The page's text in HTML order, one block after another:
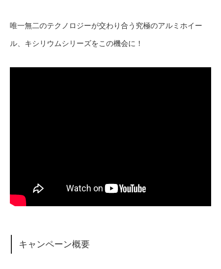
唯一無二のテクノロジーが交わり合う究極のアルミホイー
ル、キシリウムシリーズをこの機会に！
キャンペーン概要